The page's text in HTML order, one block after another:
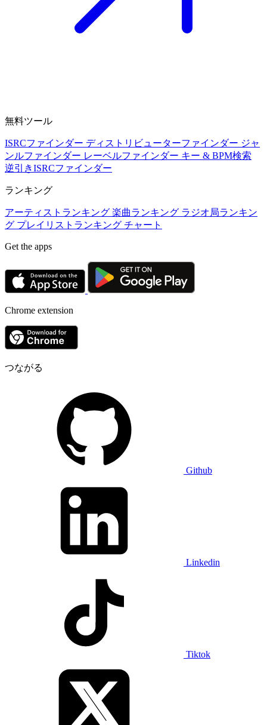
無料ツール
ISRCファインダー ディストリビューターファインダー ジャ
ンルファインダー レーベルファインダー キー & BPM検索
逆引きISRCファインダー
ランキング
アーティストランキング 楽曲ランキング ラジオ局ランキン
グ プレイリストランキング チャート
Get the apps
Chrome extension
つながる
Github
Linkedin
Tiktok